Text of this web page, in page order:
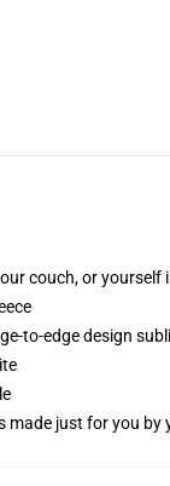
couch, or
to-edge design
made just for you